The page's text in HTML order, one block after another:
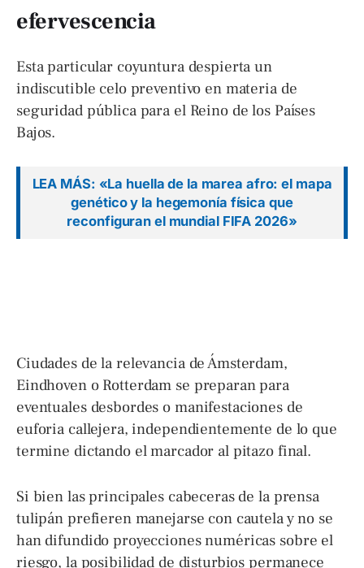
efervescencia
Esta particular coyuntura despierta un
indiscutible celo preventivo en materia de
seguridad pública para el Reino de los Países
Bajos.
LEA MÁS: «La huella de la marea afro: el mapa
genético y la hegemonía física que
reconfiguran el mundial FIFA 2026»
Ciudades de la relevancia de Ámsterdam,
Eindhoven o Rotterdam se preparan para
eventuales desbordes o manifestaciones de
euforia callejera, independientemente de lo que
termine dictando el marcador al pitazo final.
Si bien las principales cabeceras de la prensa
tulipán prefieren manejarse con cautela y no se
han difundido proyecciones numéricas sobre el
riesgo, la posibilidad de disturbios permanece